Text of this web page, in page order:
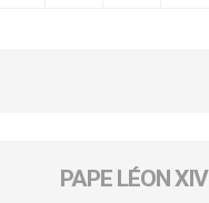
PAPE LÉON XIV